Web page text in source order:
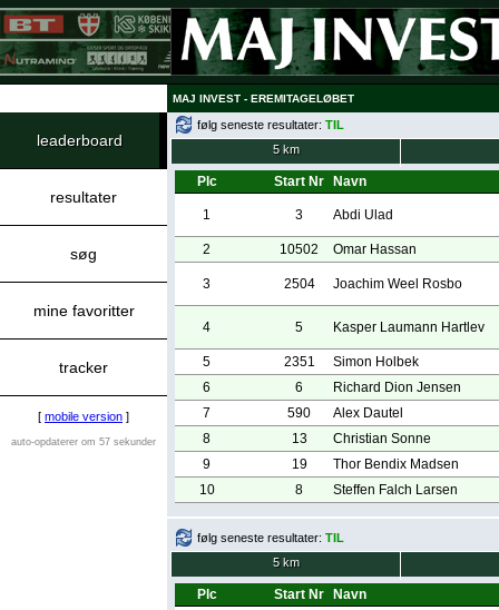
MAJ INVEST - EREMITAGELØBET
leaderboard
resultater
søg
mine favoritter
tracker
[ mobile version ]
auto-opdaterer om 57 sekunder
følg seneste resultater: TIL
5 km
Plc Start Nr Navn
1 3 Abdi Ulad
2 10502 Omar Hassan
3 2504 Joachim Weel Rosbo
4 5 Kasper Laumann Hartlev
5 2351
Simon Holbek
6
6
Richard Dion Jensen
7
590
Alex Dautel
8
13
Christian Sonne
9
19
Thor Bendix Madsen
10
8 Steffen Falch Larsen
følg seneste resultater: TIL
5 km
Plc Start Nr
Navn